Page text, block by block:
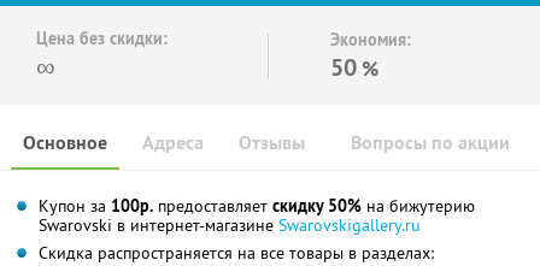
Цена без скидки:
∞
Экономия:
50 %
Основное Отзывы Вопросы по акции
Адреса
Купон за 100р. предоставляет скидку 50% на бижутерию
Swarovski в интернет-магазине Swarovskigallery.ru
Скидка распространяется на все товары в разделах: